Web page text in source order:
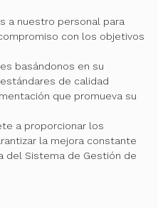
a nuestro personal para
con los objetivos
basándonos en su
de calidad
que promueva su
a proporcionar los
la mejora constante
del Sistema de Gestión de